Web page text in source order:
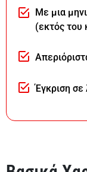
Με μια
(εκτός του
Έγκριση